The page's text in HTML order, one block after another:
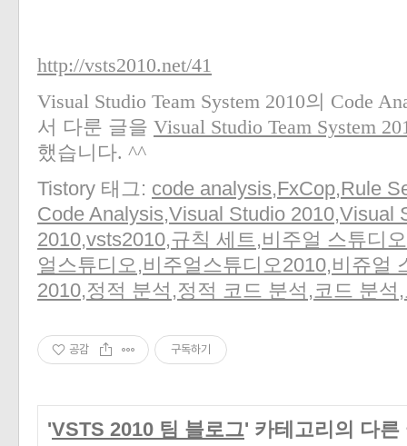
http://vsts2010.net/41
Visual Studio Team System 2010의 Code
서 다룬 글을 Visual Studio Team System
했습니다. ^^
Tistory 태그: code analysis,FxCop,Rule
Code Analysis,Visual Studio 2010,Visual
2010,vsts2010,규칙 세트,비주얼 스튜디오
얼스튜디오,비주얼스튜디오2010,비쥬얼
2010,정적 분석 ,정적 코드 분석 ,코드 분석 ,
공감 구독하기
'VSTS 2010 팀 블로그' 카테고리의 다른